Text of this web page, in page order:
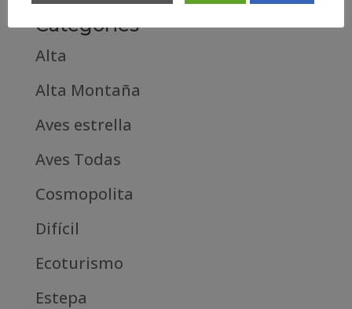
Categories
Alta
Alta Montaña
Aves estrella
Aves Todas
Cosmopolita
Difícil
Ecoturismo
Estepa